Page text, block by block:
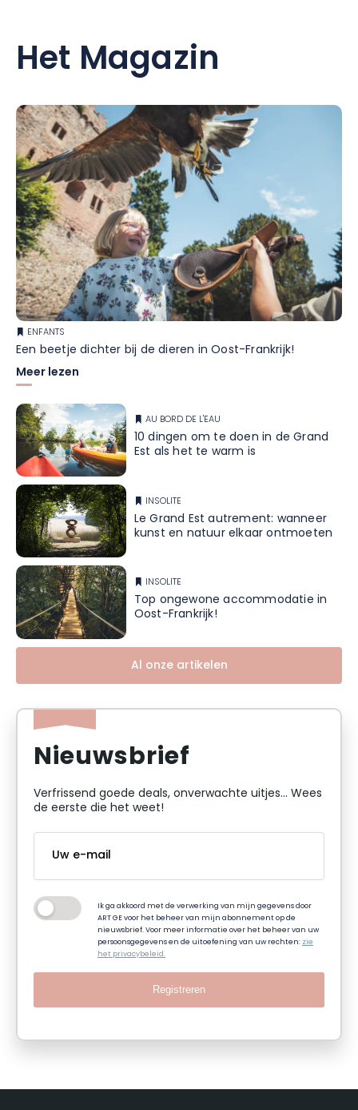
Het Magazin
ENFANTS
Een beetje dichter bij de dieren in Oost-Frankrijk!
Meer lezen
AU BORD DE L'EAU
10 dingen om te doen in de Grand
Est als het te warm is
INSOLITE
Le Grand Est autrement: wanneer
kunst en natuur elkaar ontmoeten
INSOLITE
Top ongewone accommodatie in
Oost-Frankrijk!
Al onze artikelen
Nieuwsbrief
Verfrissend goede deals, onverwachte uitjes... Wees
de eerste die het weet!
Ik ga akkoord met de verwerking van mijn gegevens door
ART GE voor het beheer van mijn abonnement op de
nieuwsbrief. Voor meer informatie over het beheer van uw
persoonsgegevens en de uitoefening van uw rechten: zie
het privacybeleid.
Registreren